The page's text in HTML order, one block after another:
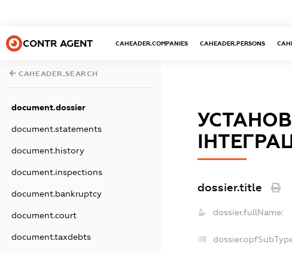
CONTR AGENT CAHEADER.COMPANIES CAHEADER.PERSONS
CAHEADER.SEARCH
document.dossier
document.statements
document.history
document.inspections
document.bankruptcy
document.court
document.taxdebts
dossier.title
dossier.fullName: